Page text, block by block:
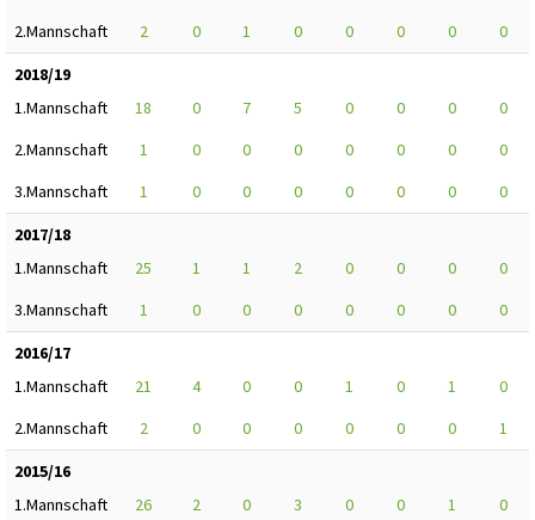
2.Mannschaft
2 0 1 0 0 0 0
0
2018/19
1.Mannschaft
18 0 7 5 0 0 0
0
2.Mannschaft
1 0 0 0 0 0 0
0
3.Mannschaft
1 0 0 0 0 0 0
0
2017/18
1.Mannschaft
25 1 1 2 0 0 0
0
3.Mannschaft
1 0 0 0 0 0 0
0
2016/17
1.Mannschaft
21 4 0 0 1 0 1
0
2.Mannschaft
2 0 0 0 0 0 0
1
2015/16
1.Mannschaft
26 2 0 3 0 0 1
0